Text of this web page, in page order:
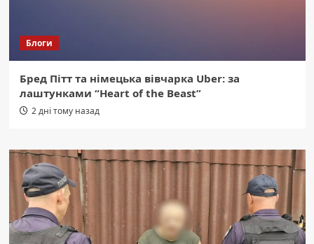
Блоги
Бред Пітт та німецька вівчарка Uber: за
лаштунками “Heart of the Beast”
2 дні тому назад